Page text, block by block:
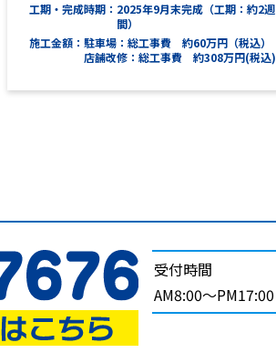
工期・完成時期
2025年9月末完成（工期：約2週
間）
施工金額
駐車場：総工事費 約60万円（税込）
店舗改修：総工事費 約308万円(税込)
受付時間
AM8:00～PM17:00